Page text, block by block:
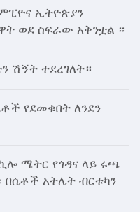
ኢትዮጵያን
ወደ ስፍራው አቅንቷል ።
ሽኝት ተደረገለት።
የደመቁበት ለንደን
ሜትር የጎዳና ላይ ሩጫ
በሴቶች አትሌት ብርቱካን